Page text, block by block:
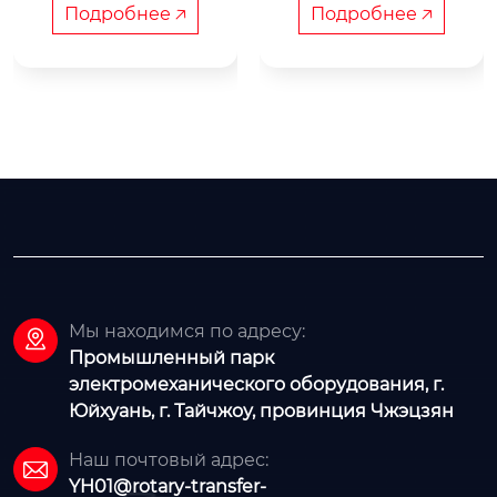
ческая):
Подробнее 🡥
я обработки клап
анов
тр WJ-400
Подробнее 🡥

Мы находимся по адресу:
Промышленный парк
электромеханического оборудования, г.
Юйхуань, г. Тайчжоу, провинция Чжэцзян

Наш почтовый адрес:
YH01@rotary-transfer-